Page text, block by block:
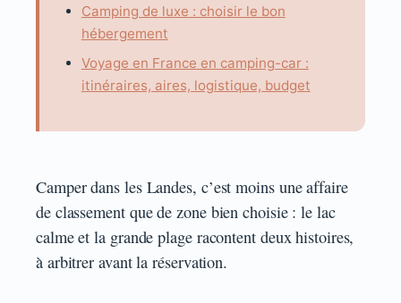
Camping de luxe : choisir le bon
hébergement
Voyage en France en camping-car :
itinéraires, aires, logistique, budget
Camper dans les Landes, c’est moins une affaire
de classement que de zone bien choisie : le lac
calme et la grande plage racontent deux histoires,
à arbitrer avant la réservation.